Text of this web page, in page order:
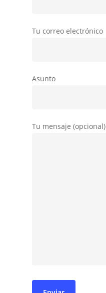
Tu correo electrónico
Asunto
Tu mensaje (opcional)